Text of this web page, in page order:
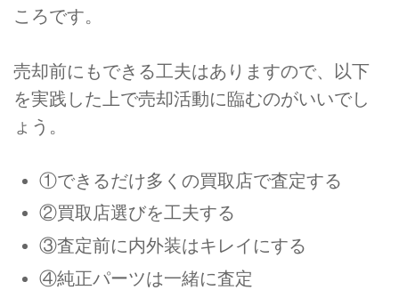
ころです。
売却前にもできる工夫はありますので、以下
を実践した上で売却活動に臨むのがいいでし
ょう。
①できるだけ多くの買取店で査定する
②買取店選びを工夫する
③査定前に内外装はキレイにする
④純正パーツは一緒に査定